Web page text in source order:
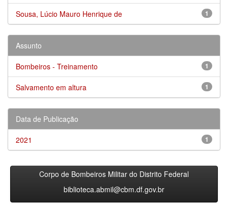
1
Sousa, Lúcio Mauro Henrique de
Assunto
1
Bombeiros - Treinamento
1
Salvamento em altura
Data de Publicação
1
2021
Corpo de Bombeiros Militar do Distrito Federal
biblioteca.abmil@cbm.df.gov.br